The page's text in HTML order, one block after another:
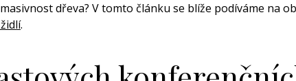
dřeva? V tomto článku se blíže podíváme na
.